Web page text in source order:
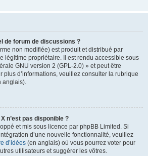
de forum de discussions ?
non modifiée) est produit et distribué par
légitime propriétaire. Il est rendu accessible sous
GNU version 2 (GPL-2.0) » et peut être
plus d’informations, veuillez consulter la rubrique
anglais).
n’est pas disponible ?
et mis sous licence par phpBB Limited. Si
d’une nouvelle fonctionnalité, veuillez
d’idées (en anglais) où vous pourrez voter pour
utilisateurs et suggérer les vôtres.